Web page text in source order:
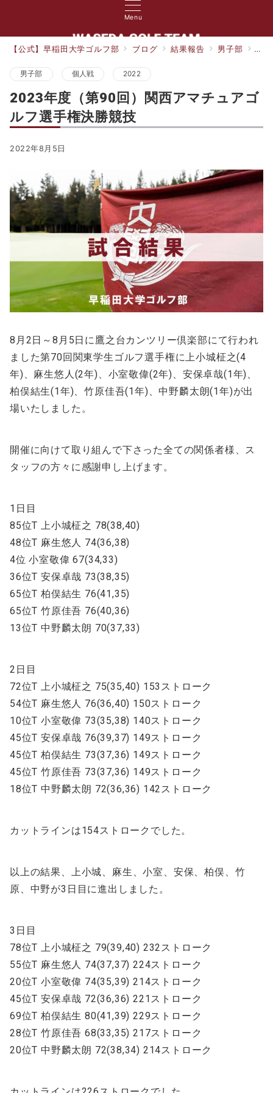
Menu
【公式】早稲田大学ゴルフ部 ブログ 結果報告 男子部
男子部 個人戦 2022
2023年度（第90回）関西アマチュアゴ
ルフ選手権決勝競技
2022年8月5日
8月2日～8月5日に鷹之台カンツリー倶楽部にて行われ
ました第70回関東学生ゴルフ選手権に上小城柾之(4
年)、麻生悠人(2年)、小室敬偉(2年)、安保卓哉(1年)、
柏俣結生(1年)、竹原佳吾(1年)、中野麟太朗(1年)が出
場いたしました。
開催に向けて取り組んで下さった全ての関係者様、ス
タッフの方々に感謝申し上げます。
1日目
85位T 上小城柾之 78(38,40)
48位T 麻生悠人 74(36,38)
4位 小室敬偉 67(34,33)
36位T 安保卓哉 73(38,35)
65位T 柏俣結生 76(41,35)
65位T 竹原佳吾 76(40,36)
13位T 中野麟太朗 70(37,33)
2日目
72位T 上小城柾之 75(35,40) 153ストローク
54位T 麻生悠人 76(36,40) 150ストローク
10位T 小室敬偉 73(35,38) 140ストローク
45位T 安保卓哉 76(39,37) 149ストローク
45位T 柏俣結生 73(37,36) 149ストローク
45位T 竹原佳吾 73(37,36) 149ストローク
18位T 中野麟太朗 72(36,36) 142ストローク
カットラインは154ストロークでした。
以上の結果、上小城、麻生、小室、安保、柏俣、竹
原、中野が3日目に進出しました。
3日目
78位T 上小城柾之 79(39,40) 232ストローク
55位T 麻生悠人 74(37,37) 224ストローク
20位T 小室敬偉 74(35,39) 214ストローク
45位T 安保卓哉 72(36,36) 221ストローク
69位T 柏俣結生 80(41,39) 229ストローク
28位T 竹原佳吾 68(33,35) 217ストローク
20位T 中野麟太朗 72(38,34) 214ストローク